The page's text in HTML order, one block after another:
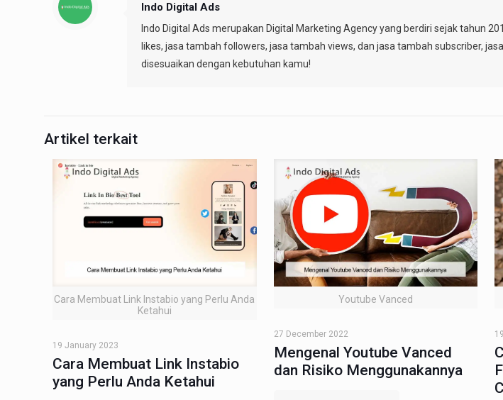
Indo Digital Ads
Indo Digital Ads merupakan Digital Marketing Agency yang berdiri sejak tahun
likes, jasa tambah followers, jasa tambah views, dan jasa tambah subscriber,
disesuaikan dengan kebutuhan kamu!
Artikel terkait
Cara Membuat Link Instabio yang Perlu Anda
Ketahui
19 January 2023
Cara Membuat Link Instabio
yang Perlu Anda Ketahui
Youtube Vanced
27 December 2022
Mengenal Youtube Vanced
dan Risiko Menggunakannya